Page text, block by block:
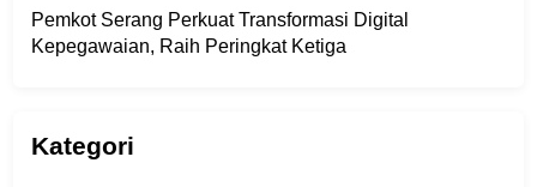
Pemkot Serang Perkuat Transformasi Digital
Kepegawaian, Raih Peringkat Ketiga
Kategori